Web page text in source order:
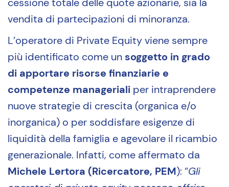
cessione totale delle quote azionarie, sia la
vendita di partecipazioni di minoranza.
L’operatore di Private Equity viene sempre
più identificato come un soggetto in grado
di apportare risorse finanziarie e
competenze manageriali per intraprendere
nuove strategie di crescita (organica e/o
inorganica) o per soddisfare esigenze di
liquidità della famiglia e agevolare il ricambio
generazionale. Infatti, come affermato da
Michele Lertora (Ricercatore, PEM): “Gli